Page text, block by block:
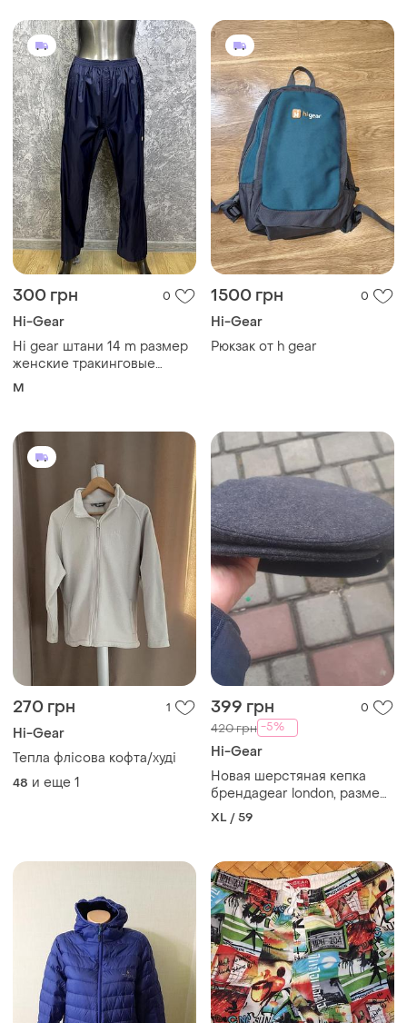
300 грн 0
Hi-Gear
Hi gear штани 14 m размер
женские тракинговые
синие
M
1500 грн 0
Hi-Gear
Рюкзак от h gear
270 грн 1
Hi-Gear
Тепла флісова кофта/худі
48 и еще 1
399 грн 0
420 грн -5%
Hi-Gear
Новая шерстяная кепка
брендаgear london, размер
которой составляет 59 см..
XL / 59